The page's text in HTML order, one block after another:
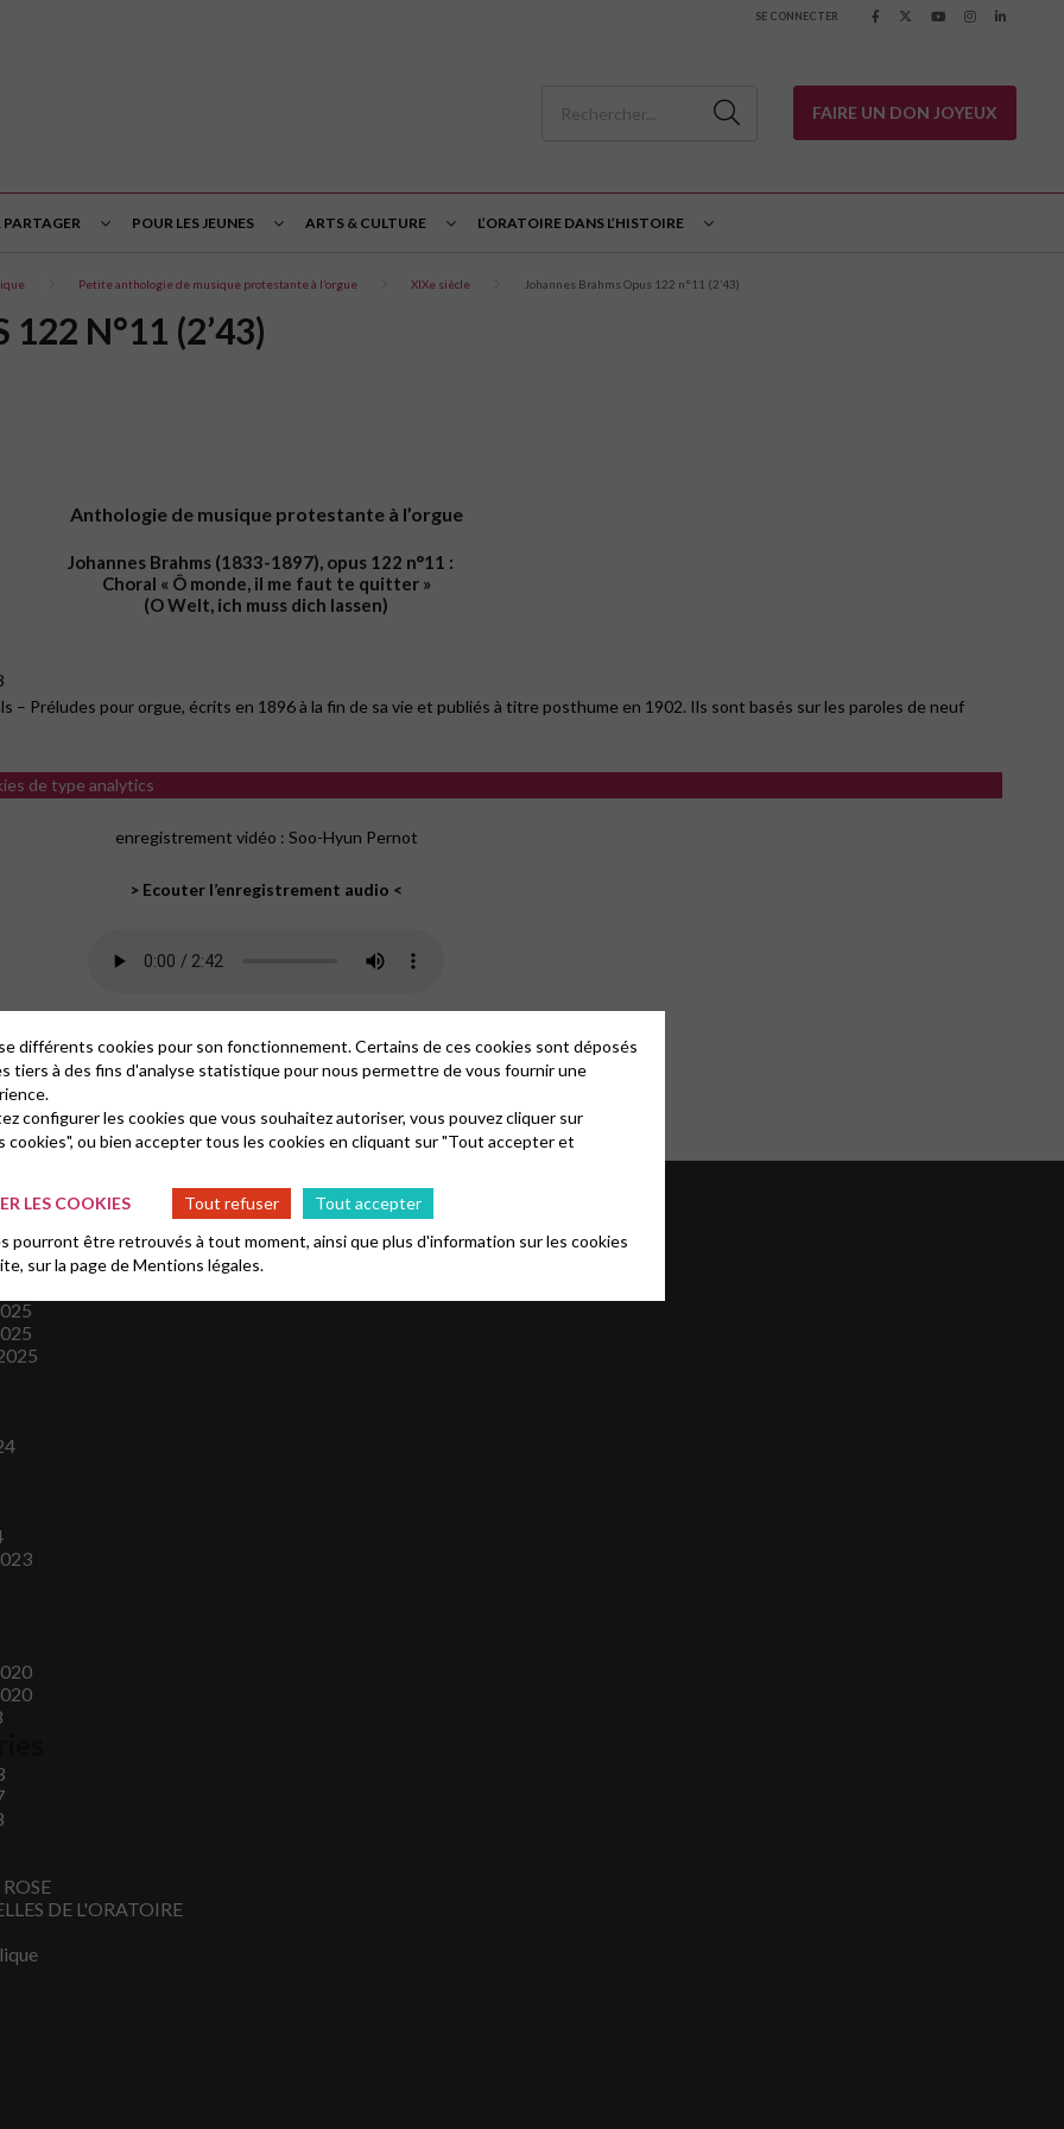
SE CONNECTER
FAIRE UN DON JOYEUX
PARTAGER POUR LES JEUNES ARTS & CULTURE L’ORATOIRE DANS L’HISTOIRE
Petite anthologie de musique protestante à l’orgue XIXe siècle Johannes Brahms Opus 122 n°11 (2’43)
N°11 (2’43)
Anthologie de musique protestante à l’orgue
Johannes Brahms (1833-1897), opus 122 n°11 :
Choral « Ô monde, il me faut te quitter »
(O Welt, ich muss dich lassen)
– Préludes pour orgue, écrits en 1896 à la fin de sa vie et publiés à titre posthume en 1902. Ils sont basés sur les paroles de neuf
de type analytics
enregistrement vidéo : Soo-Hyun Pernot
> Ecouter l’enregistrement audio <
DE L'ORATOIRE
différents cookies pour son fonctionnement. Certains de ces cookies sont déposés
tiers à des fins d'analyse statistique pour nous permettre de vous fournir une
configurer les cookies que vous souhaitez autoriser, vous pouvez cliquer sur
cookies", ou bien accepter tous les cookies en cliquant sur "Tout accepter et
LES COOKIES
Tout refuser
Tout accepter
pourront être retrouvés à tout moment, ainsi que plus d'information sur les cookies
sur la page deMentions légales.